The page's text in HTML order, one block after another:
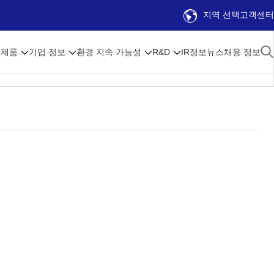
지역 선택고객센터
제품 기업 정보 환경 지속 가능성 R&D IR정보뉴스채용 정보